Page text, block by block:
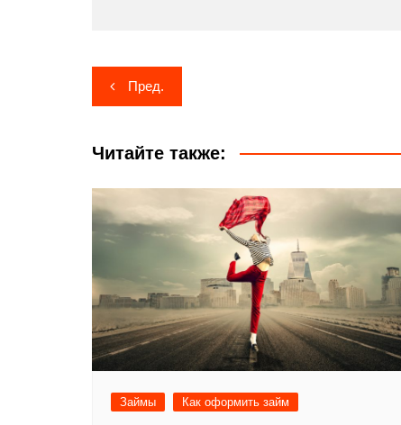
Навигация
по
записям
Пред.
Читайте также:
Займы Как оформить займ